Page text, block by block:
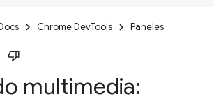
Chrome DevTools Paneles
multimedia: